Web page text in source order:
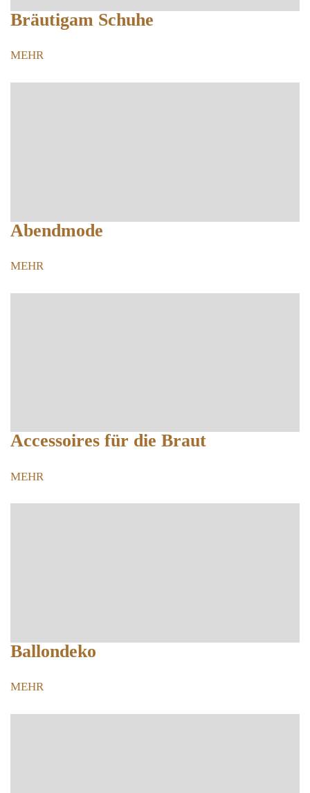
Bräutigam Schuhe
MEHR
Abendmode
MEHR
Accessoires für die Braut
MEHR
Ballondeko
MEHR